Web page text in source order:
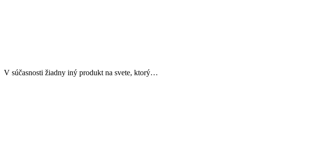
V súčasnosti žiadny iný produkt na svete, ktorý…